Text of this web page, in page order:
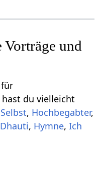
Vorträge und
du vielleicht
, Hochbegabter,
, Hymne,Ich